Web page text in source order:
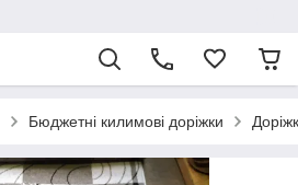
Бюджетні килимові доріжки